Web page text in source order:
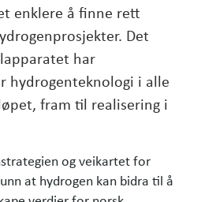
enklere å finne rett
Det
har
hydrogenteknologi i alle
fram til realisering i
og veikartet for
at hydrogen kan bidra til å